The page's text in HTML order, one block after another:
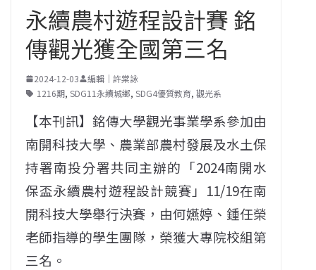
永續農村遊程設計賽 銘
傳觀光獲全國第三名
2024-12-03
編輯｜許棠詠
1216期, SDG11永續城鄉, SDG4優質教育, 觀光系
【本刊訊】銘傳大學觀光事業學系參加由
南開科技大學、農業部農村發展及水土保
持署南投分署共同主辦的「2024南開水
保盃永續農村遊程設計競賽」11/19在南
開科技大學舉行決賽，由何嬿婷、鍾任榮
老師指導的學生團隊，榮獲大專院校組第
三名。